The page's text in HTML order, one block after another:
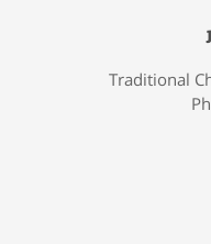
Traditional